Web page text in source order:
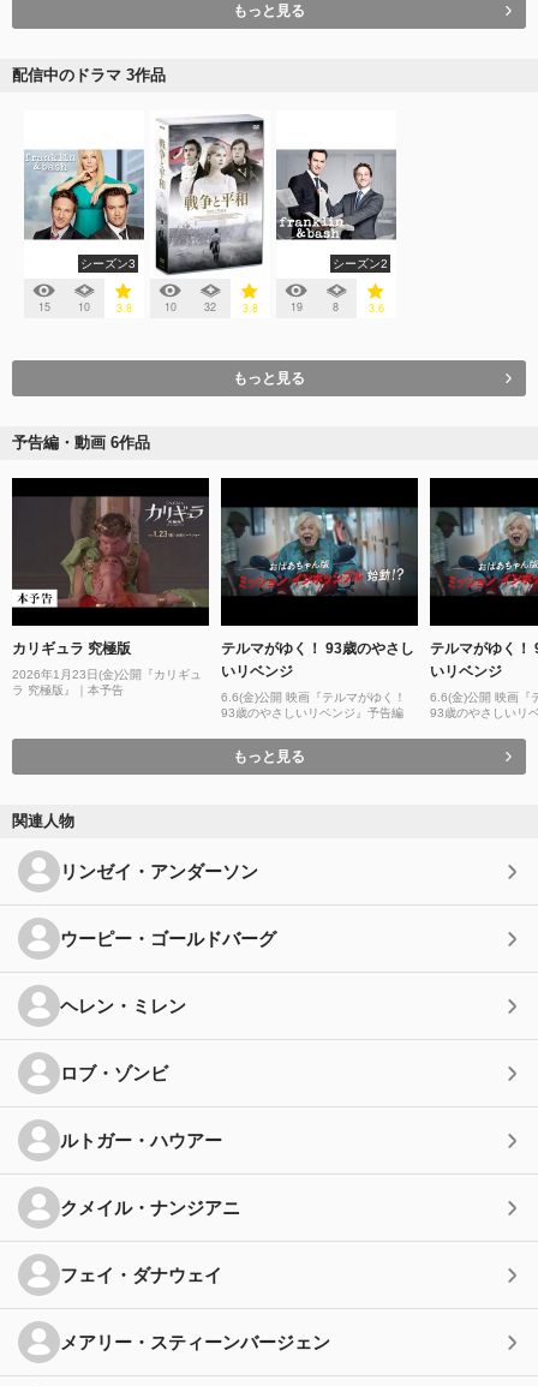
もっと見る
配信中のドラマ 3作品
シーズン3
15 10 3.8 10 32 3.8
シーズン2
19 8 3.6
もっと見る
予告編・動画 6作品
カリギュラ 究極版
2026年1月23日(金)公開『カリギュ
ラ 究極版』｜本予告
テルマがゆく！ 93歳のやさし
いリベンジ
6.6(金)公開 映画『テルマがゆく！
93歳のやさしいリベンジ』予告編
テルマがゆく！
いリベンジ
6.6(金)公開 映画『
93歳のやさしいリ
もっと見る
関連人物
リンゼイ・アンダーソン
ウーピー・ゴールドバーグ
ヘレン・ミレン
ロブ・ゾンビ
ルトガー・ハウアー
クメイル・ナンジアニ
フェイ・ダナウェイ
メアリー・スティーンバージェン